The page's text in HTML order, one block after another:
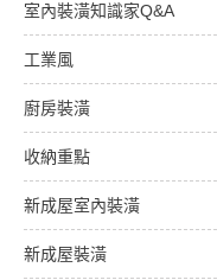
室內裝潢知識家Q&A
工業風
廚房裝潢
收納重點
新成屋室內裝潢
新成屋裝潢